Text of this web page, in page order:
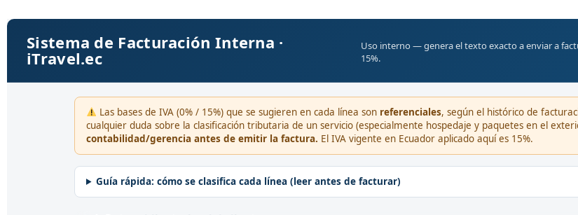
Sistema de Facturación Interna ·
iTravel.ec
Uso interno — genera el texto exacto a enviar a
15%.
Las bases de IVA (0% / 15%) que se sugieren en cada línea son referenciales, según el histórico de
cualquier duda sobre la clasificación tributaria de un servicio (especialmente hospedaje y paquetes en el
contabilidad/gerencia antes de emitir la factura. El IVA vigente en Ecuador aplicado aquí es 15%.
Guía rápida: cómo se clasifica cada línea (leer antes de facturar)